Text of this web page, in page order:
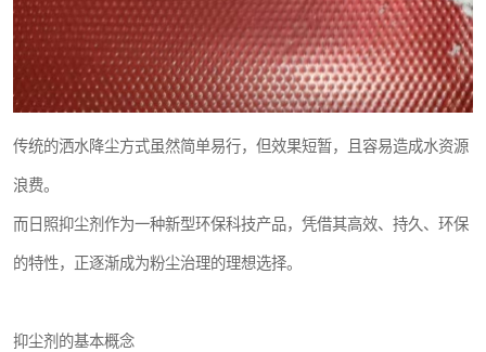
传统的洒水降尘方式虽然简单易行，但效果短暂，且容易造成水资源
浪费。
而日照抑尘剂作为一种新型环保科技产品，凭借其高效、持久、环保
的特性，正逐渐成为粉尘治理的理想选择。
抑尘剂的基本概念